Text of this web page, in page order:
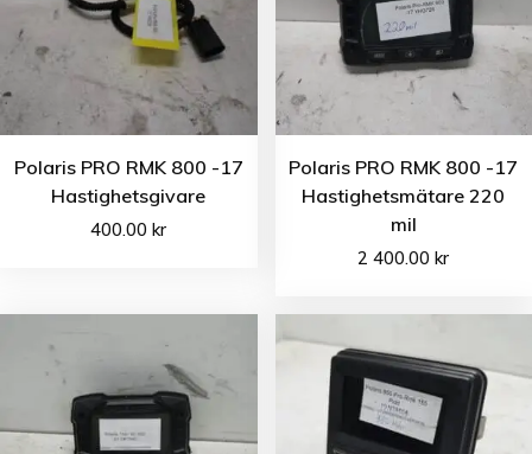
Polaris PRO RMK 800 -17
Hastighetsgivare
400.00kr
Polaris PRO RMK 800 -17
Hastighetsmätare 220
mil
2 400.00kr